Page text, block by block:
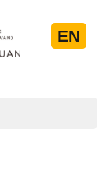
EN